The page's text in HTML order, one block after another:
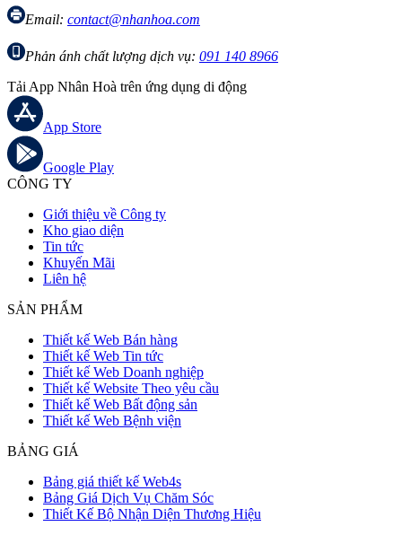
Email: contact@nhanhoa.com
Phản ánh chất lượng dịch vụ: 091 140 8966
Tải App Nhân Hoà trên ứng dụng di động
App Store
Google Play
CÔNG TY
Giới thiệu về Công ty
Kho giao diện
Tin tức
Khuyến Mãi
Liên hệ
SẢN PHẨM
Thiết kế Web Bán hàng
Thiết kế Web Tin tức
Thiết kế Web Doanh nghiệp
Thiết kế Website Theo yêu cầu
Thiết kế Web Bất động sản
Thiết kế Web Bệnh viện
BẢNG GIÁ
Bảng giá thiết kế Web4s
Bảng Giá Dịch Vụ Chăm Sóc
Thiết Kế Bộ Nhận Diện Thương Hiệu